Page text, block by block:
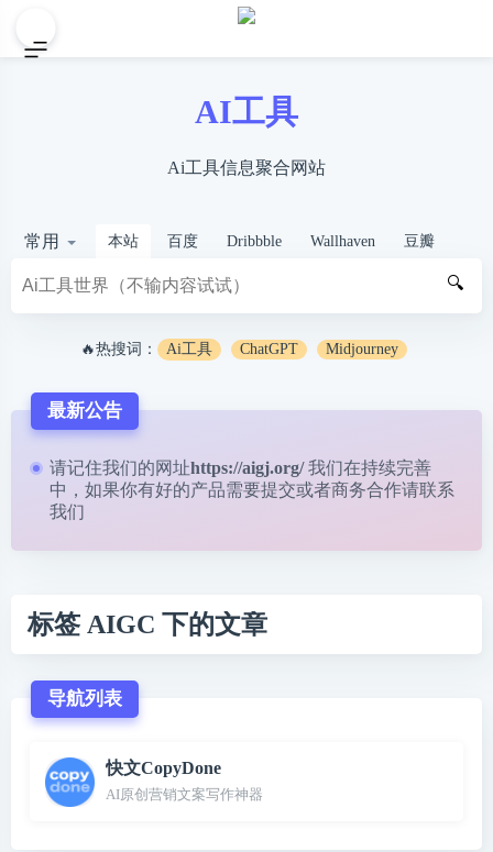
AI工具
Ai工具信息聚合网站
常用 本站 百度 Dribbble Wallhaven 豆瓣
🔍
🔥热搜词： Ai工具 ChatGPT Midjourney
最新公告
请记住我们的网址https://aigj.org/ 我们在持续完善
中，如果你有好的产品需要提交或者商务合作请联系
我们
标签 AIGC 下的文章
导航列表
快文CopyDone
AI原创营销文案写作神器